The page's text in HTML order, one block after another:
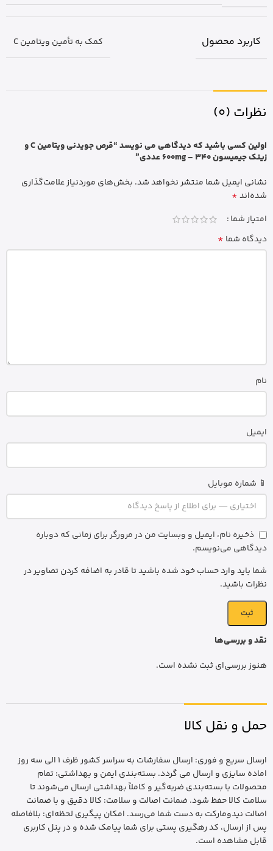
کاربرد محصول کمک به تأمین ویتامین C
نظرات (0)
نقد و بررسی‌ها
هنوز بررسی‌ای ثبت نشده است.
اولین کسی باشید که دیدگاهی می نویسد “قرص جویدنی ویتامین C و
زینک جیمیسون 600mg – 340 عددی”
نشانی ایمیل شما منتشر نخواهد شد. بخش‌های موردنیاز علامت‌گذاری
شده‌اند*
امتیاز شما
دیدگاه شما *
نام
ایمیل
📱 شماره موبایل
ذخیره نام، ایمیل و وبسایت من در مرورگر برای زمانی که دوباره
دیدگاهی می‌نویسم.
شما باید وارد حساب خود شده باشید تا قادر به اضافه کردن تصاویر در
نظرات باشید.
حمل و نقل کالا
ارسال سریع و فوری: ارسال سفارشات به سراسر کشور ظرف 1 الی سه روز
اماده سایزی و ارسال می گردد. بسته‌بندی ایمن و بهداشتی: تمام
محصولات با بسته‌بندی ضربه‌گیر و کاملاً بهداشتی ارسال می‌شوند تا
سلامت کالا حفظ شود. ضمانت اصالت و سلامت: کالا دقیق و با ضمانت
اصالت نیدومارکت به دست شما می‌رسد. امکان پیگیری لحظه‌ای: بلافاصله
پس از ارسال، کد رهگیری پستی برای شما پیامک شده و در پنل کاربری
قابل مشاهده است.